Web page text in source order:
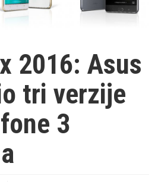
2016: Asus
tri verzije
3